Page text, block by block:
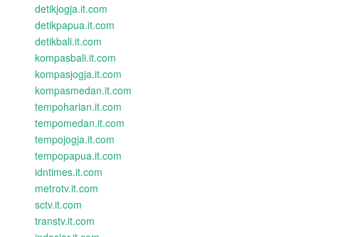
detikjogja.it.com
detikpapua.it.com
detikbali.it.com
kompasbali.it.com
kompasjogja.it.com
kompasmedan.it.com
tempoharian.it.com
tempomedan.it.com
tempojogja.it.com
tempopapua.it.com
idntimes.it.com
metrotv.it.com
sctv.it.com
transtv.it.com